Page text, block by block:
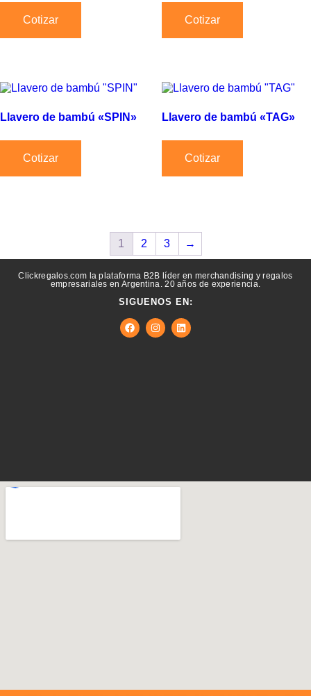
Cotizar Cotizar
Llavero de bambú «SPIN»
Cotizar
Llavero de bambú «TAG»
Cotizar
1 2 3 →
Clickregalos.com la plataforma B2B líder en merchandising y regalos
empresariales en Argentina. 20 años de experiencia.
SIGUENOS EN: